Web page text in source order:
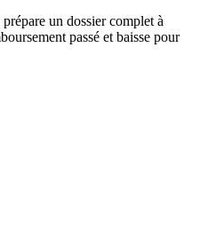
un dossier complet à
passé et baisse pour